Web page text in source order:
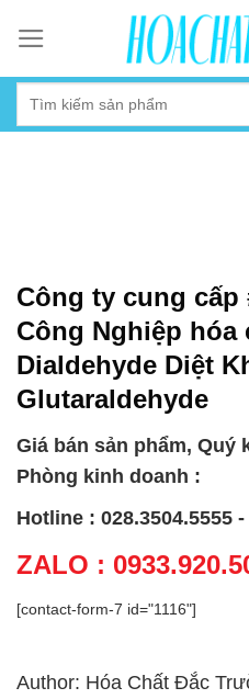
content
Công ty cung cấp
Công Nghiệp hóa
Dialdehyde Diệt
Glutaraldehyde
Giá bán sản phẩm, Quý
Phòng kinh doanh :
Hotline : 028.3504.5555
ZALO :
[contact-form-7 id="1116"]
Author: Hóa Chất Đắc